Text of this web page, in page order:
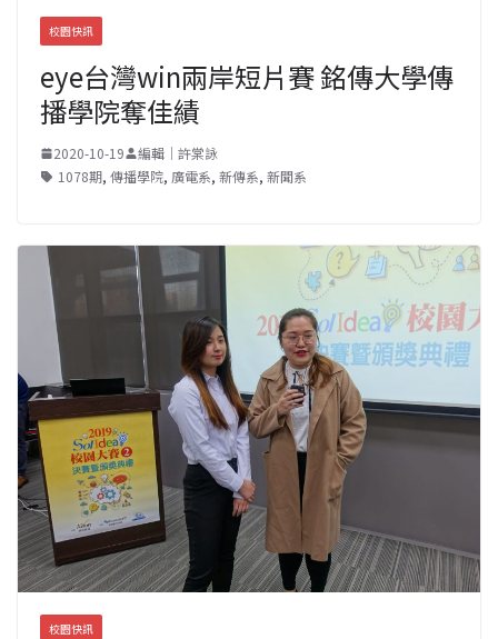
校園快訊
eye台灣win兩岸短片賽 銘傳大學傳
播學院奪佳績
2020-10-19
編輯｜許棠詠
1078期, 傳播學院, 廣電系, 新傳系, 新聞系
校園快訊